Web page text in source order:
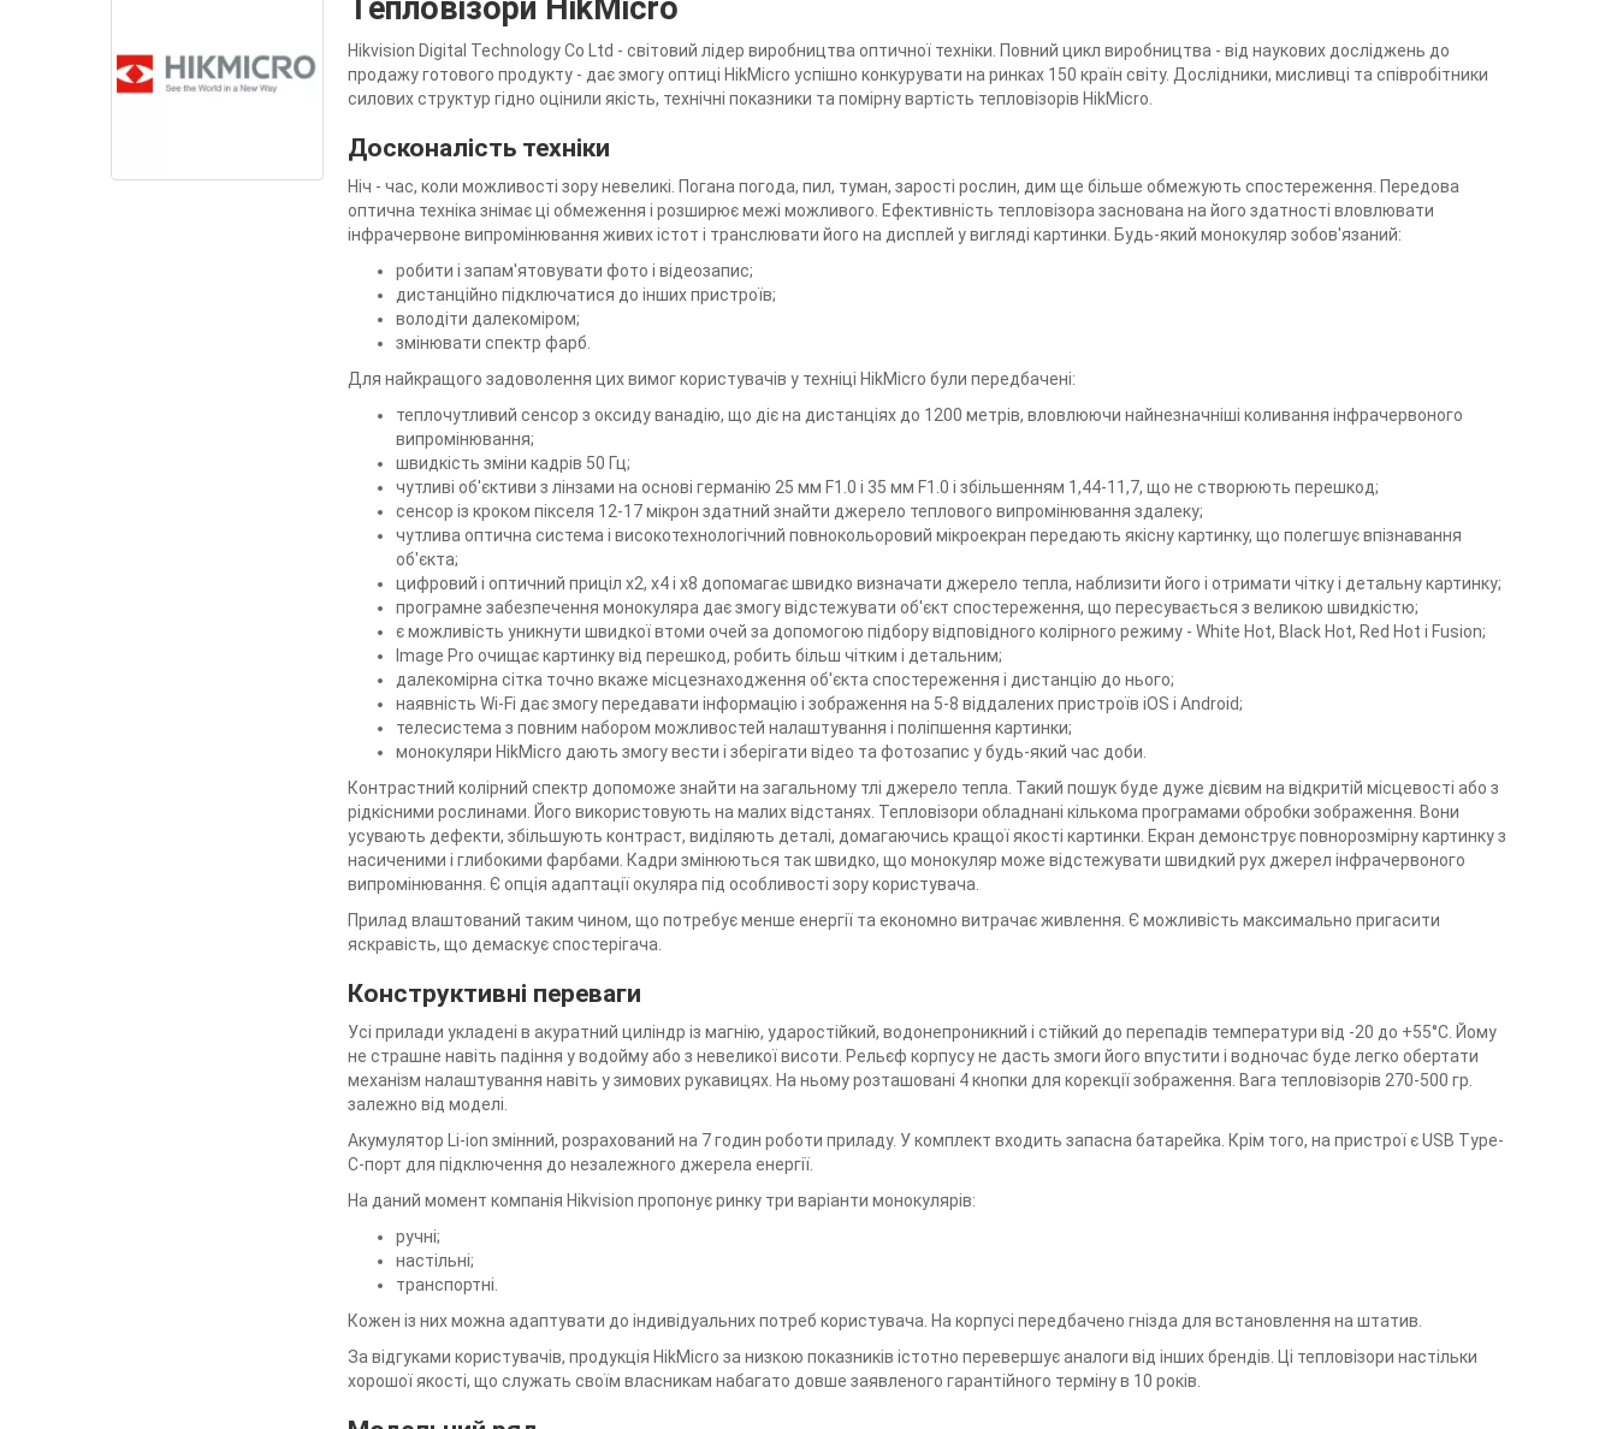
Тепловізори HikMicro
Hikvision Digital Technology Co Ltd - світовий лідер виробництва оптичної техніки. Повний цикл виробництва - від наукових досліджень до
продажу готового продукту - дає змогу оптиці HikMicro успішно конкурувати на ринках 150 країн світу. Дослідники, мисливці та співробітники
силових структур гідно оцінили якість, технічні показники та помірну вартість тепловізорів HikMicro.
Досконалість техніки
Ніч - час, коли можливості зору невеликі. Погана погода, пил, туман, зарості рослин, дим ще більше обмежують спостереження. Передова
оптична техніка знімає ці обмеження і розширює межі можливого. Ефективність тепловізора заснована на його здатності вловлювати
інфрачервоне випромінювання живих істот і транслювати його на дисплей у вигляді картинки. Будь-який монокуляр зобов'язаний:
робити і запам'ятовувати фото і відеозапис;
дистанційно підключатися до інших пристроїв;
володіти далекоміром;
змінювати спектр фарб.
Для найкращого задоволення цих вимог користувачів у техніці HikMicro були передбачені:
теплочутливий сенсор з оксиду ванадію, що діє на дистанціях до 1200 метрів, вловлюючи найнезначніші коливання інфрачервоного
випромінювання;
швидкість зміни кадрів 50 Гц;
чутливі об'єктиви з лінзами на основі германію 25 мм F1.0 і 35 мм F1.0 і збільшенням 1,44-11,7, що не створюють перешкод;
сенсор із кроком пікселя 12-17 мікрон здатний знайти джерело теплового випромінювання здалеку;
чутлива оптична система і високотехнологічний повнокольоровий мікроекран передають якісну картинку, що полегшує впізнавання
об'єкта;
цифровий і оптичний приціл х2, х4 і х8 допомагає швидко визначати джерело тепла, наблизити його і отримати чітку і детальну картинку;
програмне забезпечення монокуляра дає змогу відстежувати об'єкт спостереження, що пересувається з великою швидкістю;
є можливість уникнути швидкої втоми очей за допомогою підбору відповідного колірного режиму - White Hot, Black Hot, Red Hot і Fusion;
Image Pro очищає картинку від перешкод, робить більш чітким і детальним;
далекомірна сітка точно вкаже місцезнаходження об'єкта спостереження і дистанцію до нього;
наявність Wi-Fi дає змогу передавати інформацію і зображення на 5-8 віддалених пристроїв iOS і Android;
телесистема з повним набором можливостей налаштування і поліпшення картинки;
монокуляри HikMicro дають змогу вести і зберігати відео та фотозапис у будь-який час доби.
Контрастний колірний спектр допоможе знайти на загальному тлі джерело тепла. Такий пошук буде дуже дієвим на відкритій місцевості або з
рідкісними рослинами. Його використовують на малих відстанях. Тепловізори обладнані кількома програмами обробки зображення. Вони
усувають дефекти, збільшують контраст, виділяють деталі, домагаючись кращої якості картинки. Екран демонструє повнорозмірну картинку з
насиченими і глибокими фарбами. Кадри змінюються так швидко, що монокуляр може відстежувати швидкий рух джерел інфрачервоного
випромінювання. Є опція адаптації окуляра під особливості зору користувача.
Прилад влаштований таким чином, що потребує менше енергії та економно витрачає живлення. Є можливість максимально пригасити
яскравість, що демаскує спостерігача.
Конструктивні переваги
Усі прилади укладені в акуратний циліндр із магнію, ударостійкий, водонепроникний і стійкий до перепадів температури від -20 до +55°С. Йому
не страшне навіть падіння у водойму або з невеликої висоти. Рельєф корпусу не дасть змоги його впустити і водночас буде легко обертати
механізм налаштування навіть у зимових рукавицях. На ньому розташовані 4 кнопки для корекції зображення. Вага тепловізорів 270-500 гр.
залежно від моделі.
Акумулятор Li-ion змінний, розрахований на 7 годин роботи приладу. У комплект входить запасна батарейка. Крім того, на пристрої є USB Type-
C-порт для підключення до незалежного джерела енергії.
На даний момент компанія Hikvision пропонує ринку три варіанти монокулярів:
ручні;
настільні;
транспортні.
Кожен із них можна адаптувати до індивідуальних потреб користувача. На корпусі передбачено гнізда для встановлення на штатив.
За відгуками користувачів, продукція HikMicro за низкою показників істотно перевершує аналоги від інших брендів. Ці тепловізори настільки
хорошої якості, що служать своїм власникам набагато довше заявленого гарантійного терміну в 10 років.